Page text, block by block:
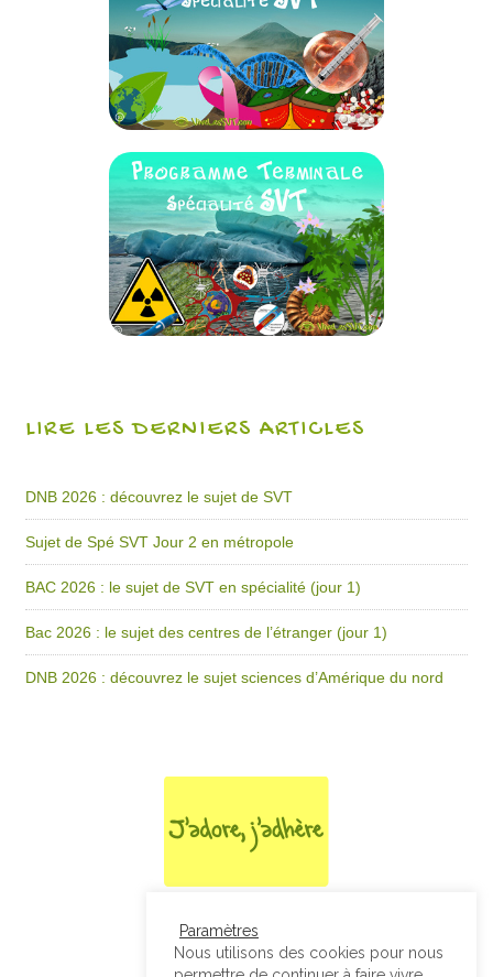
LIRE LES DERNIERS ARTICLES
DNB 2026 : découvrez le sujet de SVT
Sujet de Spé SVT Jour 2 en métropole
BAC 2026 : le sujet de SVT en spécialité (jour 1)
Bac 2026 : le sujet des centres de l’étranger (jour 1)
DNB 2026 : découvrez le sujet sciences d’Amérique du nord
Paramètres
Nous utilisons des cookies pour nous